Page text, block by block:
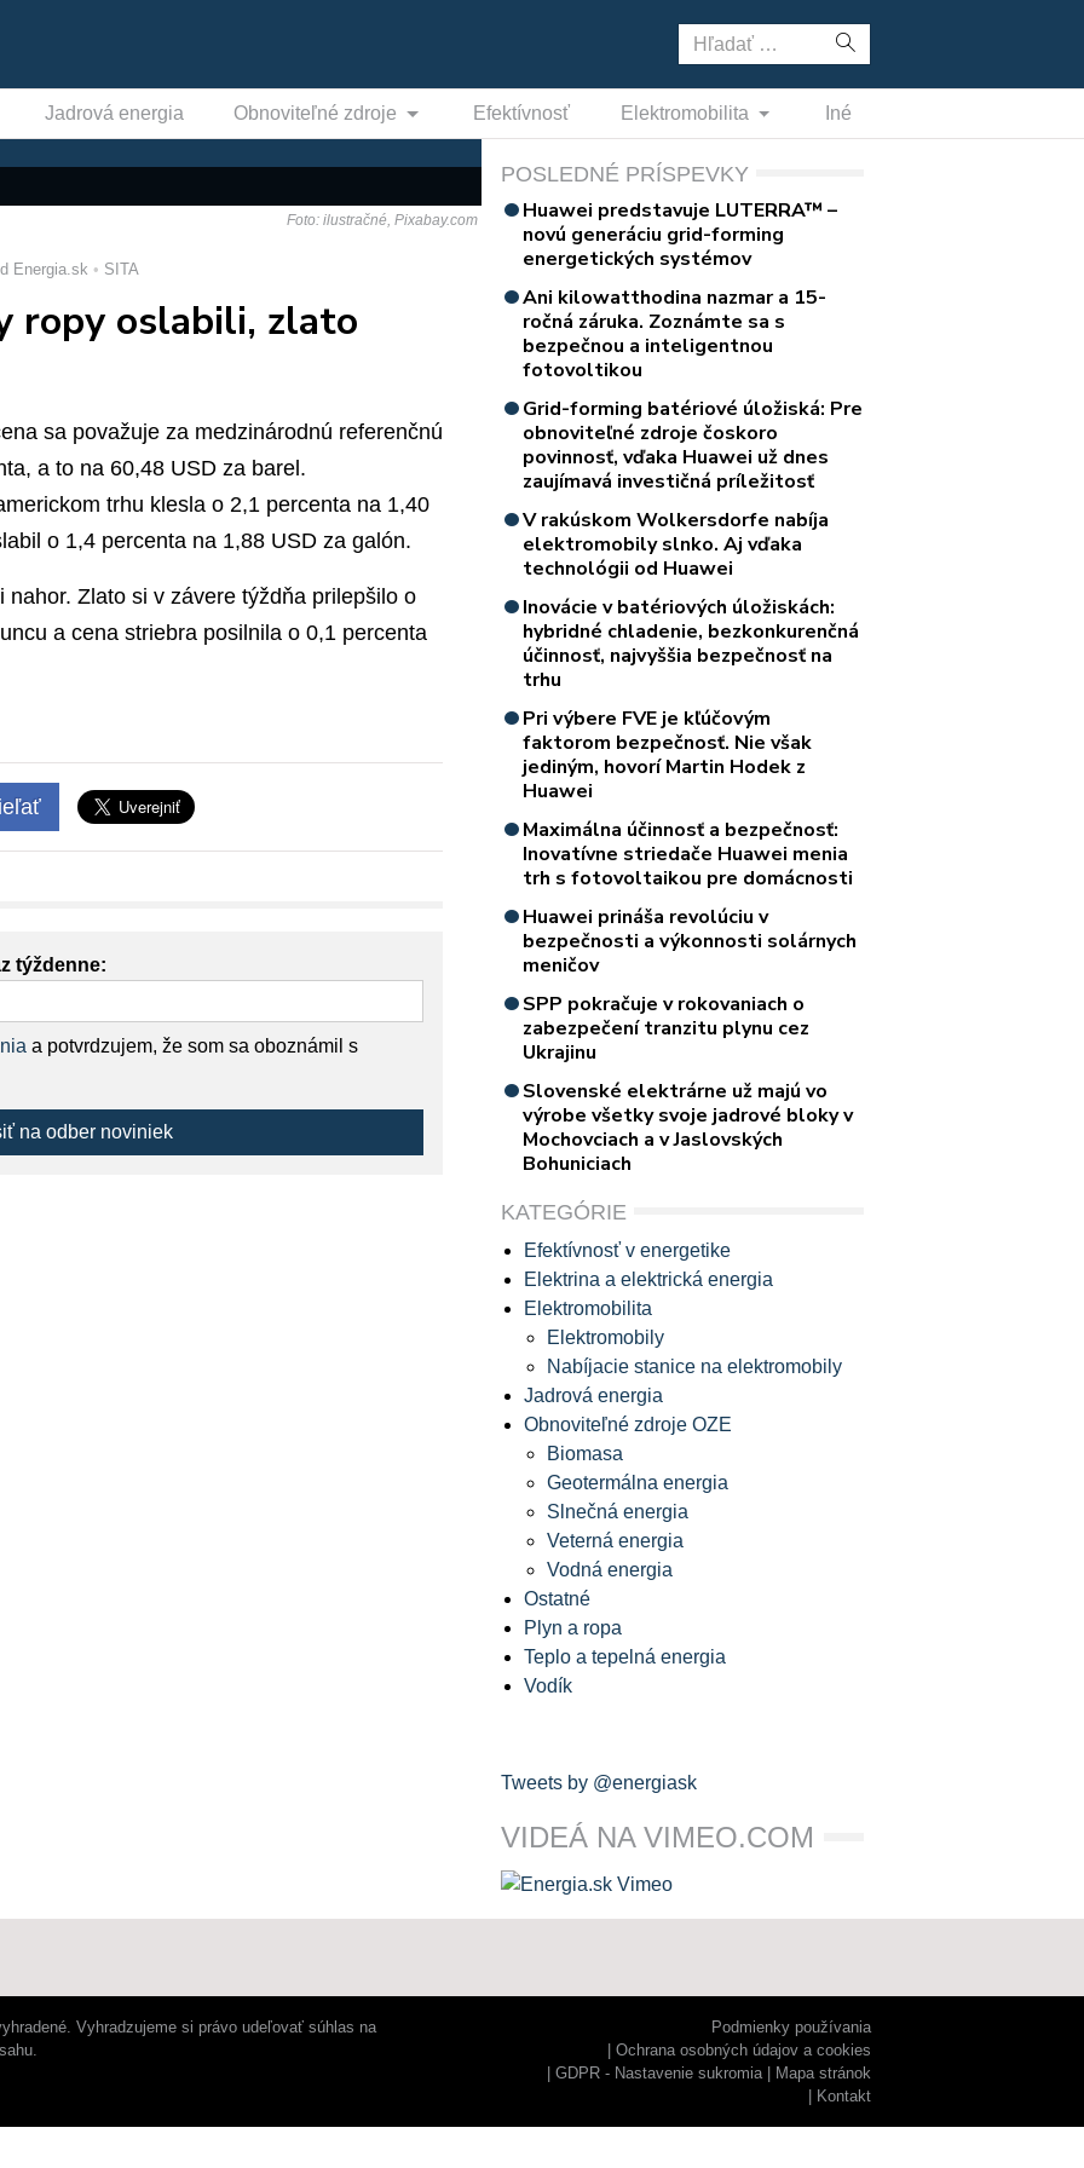
Hľadať:
Jadrová energia Obnoviteľné zdroje Efektívnosť Elektromobilita Iné
Foto: ilustračné, Pixabay.com
Energia.sk SITA
ropy oslabili, zlato
sa považuje za medzinárodnú referenčnú
a to na 60,48 USD za barel.
trhu klesla o 2,1 percenta na 1,40
o 1,4 percenta na 1,88 USD za galón.
nahor. Zlato si v závere týždňa prilepšilo o
a cena striebra posilnila o 0,1 percenta
týždenne:
a potvrdzujem, že som sa oboznámil s
na odber noviniek
POSLEDNÉ PRÍSPEVKY
Huawei predstavuje LUTERRA™ –
novú generáciu grid-forming
energetických systémov
Ani kilowatthodina nazmar a 15-
ročná záruka. Zoznámte sa s
bezpečnou a inteligentnou
fotovoltikou
Grid-forming batériové úložiská: Pre
obnoviteľné zdroje čoskoro
povinnosť, vďaka Huawei už dnes
zaujímavá investičná príležitosť
V rakúskom Wolkersdorfe nabíja
elektromobily slnko. Aj vďaka
technológii od Huawei
Inovácie v batériových úložiskách:
hybridné chladenie, bezkonkurenčná
účinnosť, najvyššia bezpečnosť na
trhu
Pri výbere FVE je kľúčovým
faktorom bezpečnosť. Nie však
jediným, hovorí Martin Hodek z
Huawei
Maximálna účinnosť a bezpečnosť:
Inovatívne striedače Huawei menia
trh s fotovoltaikou pre domácnosti
Huawei prináša revolúciu v
bezpečnosti a výkonnosti solárnych
meničov
SPP pokračuje v rokovaniach o
zabezpečení tranzitu plynu cez
Ukrajinu
Slovenské elektrárne už majú vo
výrobe všetky svoje jadrové bloky v
Mochovciach a v Jaslovských
Bohuniciach
KATEGÓRIE
Efektívnosť v energetike
Elektrina a elektrická energia
Elektromobilita
Elektromobily
Nabíjacie stanice na elektromobily
Jadrová energia
Obnoviteľné zdroje OZE
Biomasa
Geotermálna energia
Slnečná energia
Veterná energia
Vodná energia
Ostatné
Plyn a ropa
Teplo a tepelná energia
Vodík
Tweets by @energiask
VIDEÁ NA VIMEO.COM
Vyhradzujeme si právo udeľovať súhlas na
Podmienky používania
Ochrana osobných údajov a cookies
GDPR - Nastavenie sukromia
Mapa stránok
Kontakt